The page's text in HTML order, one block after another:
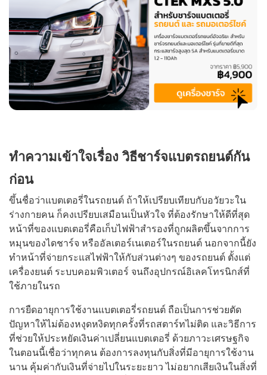
ทำความเข้าใจเรื่อง วิธีชาร์จแบตรถยนต์กัน
ก่อน
ขึ้นชื่อว่าแบตเตอรี่ในรถยนต์ ถ้าให้เปรียบเทียบกับอวัยวะใน
ร่างกายคน ก็คงเปรียบเสมือนเป็นหัวใจ ที่ต้องรักษาให้ดีที่สุด
หน้าที่ของแบตเตอรี่คือเก็บไฟฟ้าสำรองที่ถูกผลิตขึ้นจากการ
หมุนของไดชาร์จ หรืออัลเตอร์เนเตอร์ในรถยนต์ นอกจากนี้ยัง
ทำหน้าที่จ่ายกระแสไฟฟ้าให้กับส่วนต่างๆ ของรถยนต์ ตั้งแต่
เครื่องยนต์ ระบบคอมพิวเตอร์ จนถึงอุปกรณ์อิเลคโทรนิกส์ที่
ใช้ภายในรถ
การยืดอายุการใช้งานแบตเตอรี่รถยนต์ ถือเป็นการช่วยตัด
ปัญหาให้ไม่ต้องหงุดหงิดทุกครั้งที่รถสตาร์ทไม่ติด และวิธีการ
ที่ช่วยให้ประหยัดเงินค่าเปลี่ยนแบตเตอรี่ ด้วยภาวะเศรษฐกิจ
ในตอนนี้เชื่อว่าทุกคน ต้องการลงทุนกับสิ่งที่มีอายุการใช้งาน
นาน คุ้มค่ากับเงินที่จ่ายไปในระยะยาว ไม่อยากเสียเงินในสิ่งที่